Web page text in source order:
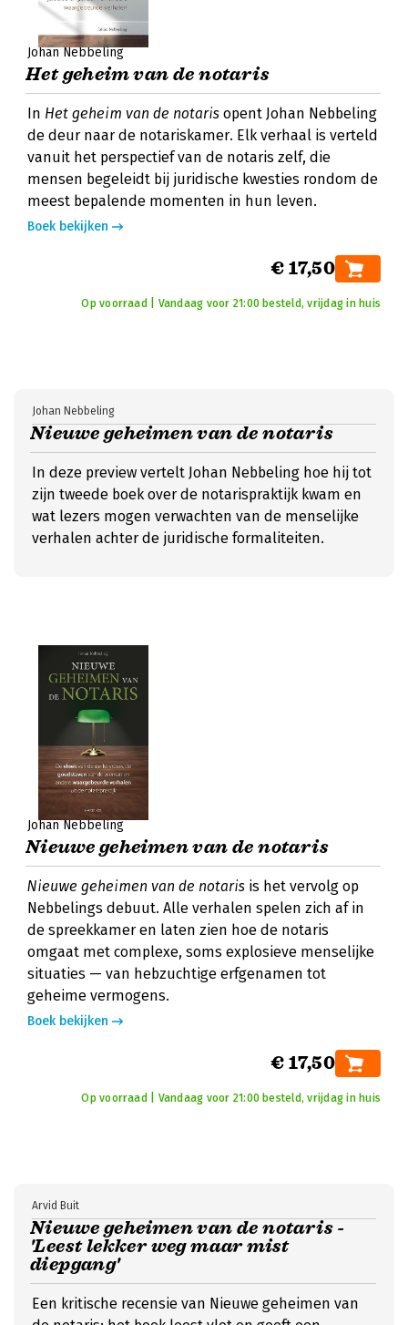
Johan Nebbeling
Het geheim van de notaris
In Het geheim van de notaris opent Johan Nebbeling
de deur naar de notariskamer. Elk verhaal is verteld
vanuit het perspectief van de notaris zelf, die
mensen begeleidt bij juridische kwesties rondom de
meest bepalende momenten in hun leven.
Boek bekijken
€ 17,50
Op voorraad | Vandaag voor 21:00 besteld, vrijdag in huis
Nieuwe geheimen van de notaris
Johan Nebbeling
In deze preview vertelt Johan Nebbeling hoe hij tot
zijn tweede boek over de notarispraktijk kwam en
wat lezers mogen verwachten van de menselijke
verhalen achter de juridische formaliteiten.
Johan Nebbeling
Nieuwe geheimen van de notaris
Nieuwe geheimen van de notaris is het vervolg op
Nebbelings debuut. Alle verhalen spelen zich af in
de spreekkamer en laten zien hoe de notaris
omgaat met complexe, soms explosieve menselijke
situaties — van hebzuchtige erfgenamen tot
geheime vermogens.
Boek bekijken
€ 17,50
Op voorraad | Vandaag voor 21:00 besteld, vrijdag in huis
Nieuwe geheimen van de notaris -
'Leest lekker weg maar mist
diepgang'
Arvid Buit
Een kritische recensie van Nieuwe geheimen van